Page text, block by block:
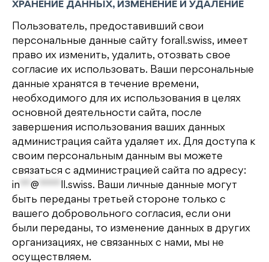
ХРАНЕНИЕ ДАННЫХ, ИЗМЕНЕНИЕ И УДАЛЕНИЕ
Пользователь, предоставивший свои
персональные данные сайту forall.swiss, имеет
право их изменить, удалить, отозвать свое
согласие их использовать. Ваши персональные
данные хранятся в течение времени,
необходимого для их использования в целях
основной деятельности сайта, после
завершения использования ваших данных
администрация сайта удаляет их. Для доступа к
своим персональным данным вы можете
связаться с администрацией сайта по адресу:
in **@ **** ll.swiss. Ваши личные данные могут
быть переданы третьей стороне только с
вашего добровольного согласия, если они
были переданы, то изменение данных в других
организациях, не связанных с нами, мы не
осуществляем.